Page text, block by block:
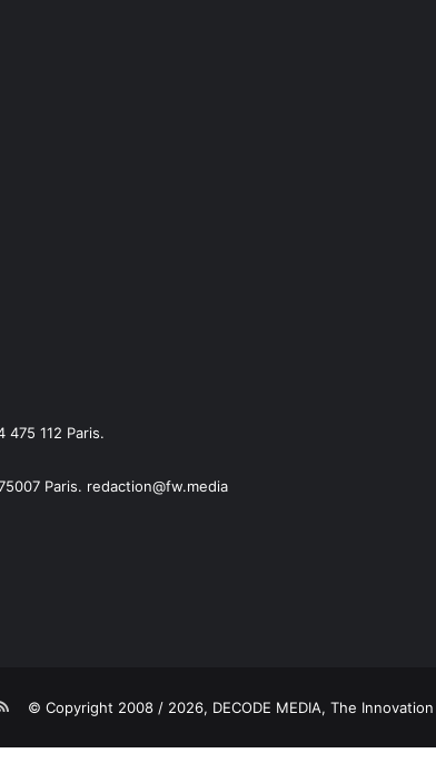
475 112 Paris.
Paris. redaction@fw.media
© Copyright 2008 / 2026, DECODE MEDIA, The
RSS